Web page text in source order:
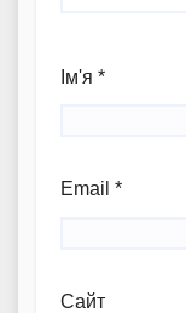
Ім'я *
Email *
Сайт